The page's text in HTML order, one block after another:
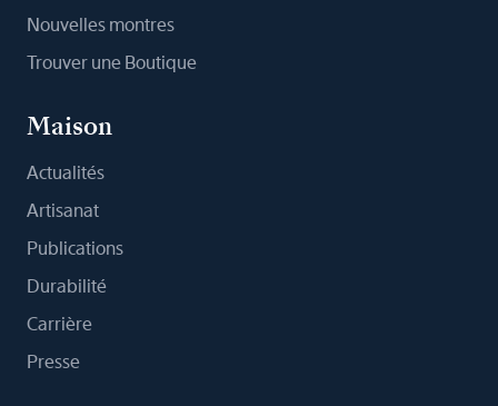
Nouvelles montres
Trouver une Boutique
Maison
Actualités
Artisanat
Publications
Durabilité
Carrière
Presse